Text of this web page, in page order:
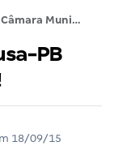
Câmara Municipal de Sousa-PB realiza concurso público!
PB
18/09/15